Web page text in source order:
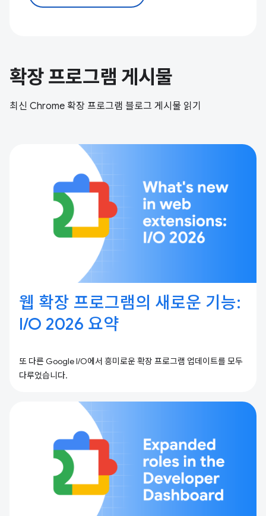
확장 프로그램 게시물
최신 Chrome 확장 프로그램 블로그 게시물 읽기
웹 확장 프로그램의 새로운 기능:
I / O 2026 요약
또 다른 Google I/O에서 흥미로운 확장 프로그램 업데이트를 모두
다루었습니다.